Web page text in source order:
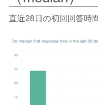
直近28日の初回回答時